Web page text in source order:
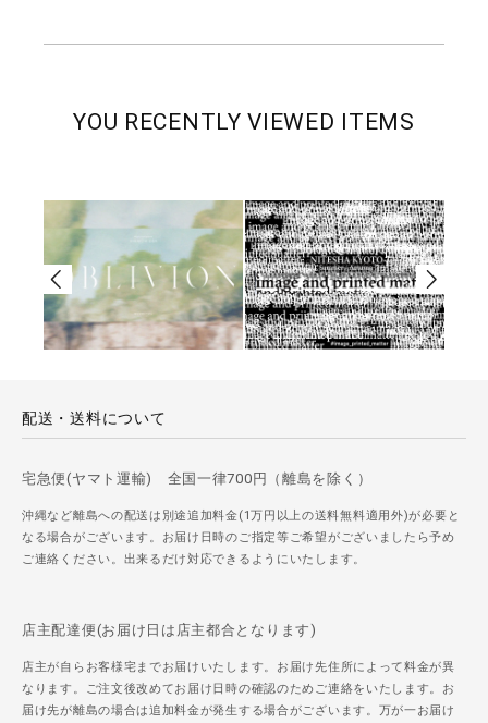
YOU RECENTLY VIEWED ITEMS
配送・送料について
宅急便(ヤマト運輸) 全国一律700円（離島を除く）
沖縄など離島への配送は別途追加料金(1万円以上の送料無料適用外)が必要と
なる場合がございます。お届け日時のご指定等ご希望がございましたら予め
ご連絡ください。出来るだけ対応できるようにいたします。
店主配達便(お届け日は店主都合となります)
店主が自らお客様宅までお届けいたします。お届け先住所によって料金が異
なります。ご注文後改めてお届け日時の確認のためご連絡をいたします。お
届け先が離島の場合は追加料金が発生する場合がございます。万が一お届け